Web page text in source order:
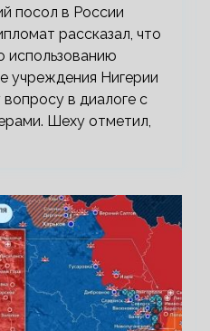
посол в России
рассказал, что
использованию
учреждения Нигерии
в диалоге с
Шеху отметил,